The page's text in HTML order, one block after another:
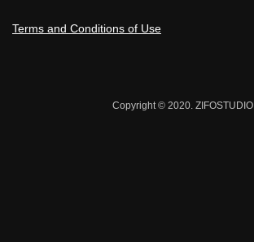
Terms and Conditions of Use
Copyright © 2020. ZIFOSTUDIO